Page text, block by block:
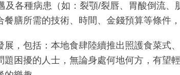
及各種病患（如：裂顎/裂唇、胃酸倒流、
膳所需的技術、時間、金錢預算等條件
展，包括：本地食肆陸續推出照護食菜式
困擾的人士，無論身處何地何方，有望